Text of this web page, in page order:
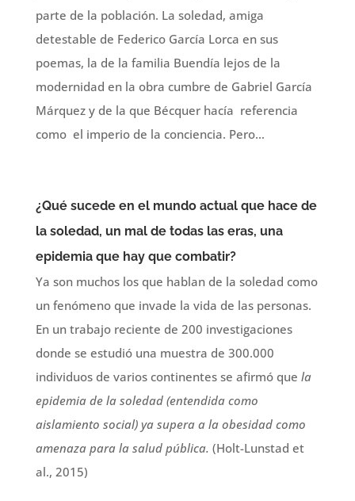
parte de la población. La soledad, amiga
detestable de Federico García Lorca en sus
poemas, la de la familia Buendía lejos de la
modernidad en la obra cumbre de Gabriel García
Márquez y de la que Bécquer hacía referencia
como el imperio de la conciencia. Pero…
¿Qué sucede en el mundo actual que hace de
la soledad, un mal de todas las eras, una
epidemia que hay que combatir?
Ya son muchos los que hablan de la soledad como
un fenómeno que invade la vida de las personas.
En un trabajo reciente de 200 investigaciones
donde se estudió una muestra de 300.000
individuos de varios continentes se afirmó que la
epidemia de la soledad (entendida como
aislamiento social) ya supera a la obesidad como
amenaza para la salud pública. (Holt-Lunstad et
al., 2015)